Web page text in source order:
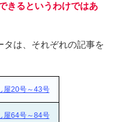
きるというわけではあ
は、それぞれの記事を
屋20号～43号
屋64号～84号